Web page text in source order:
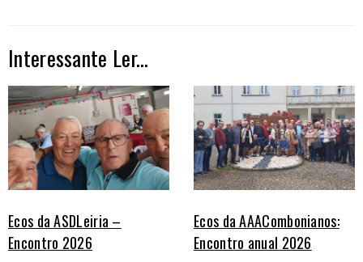
Interessante Ler...
Ecos da ASDLeiria –
Encontro 2026
Ecos da AAACombonianos:
Encontro anual 2026